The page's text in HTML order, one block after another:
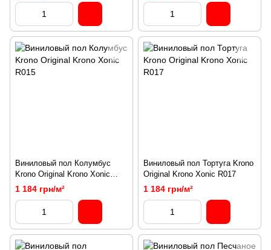
Виниловый пол Колумбус
Krono Original Krono Xonic
R015
1 184 грн/м²
Виниловый пол Тортуга Krono
Original Krono Xonic R017
1 184 грн/м²